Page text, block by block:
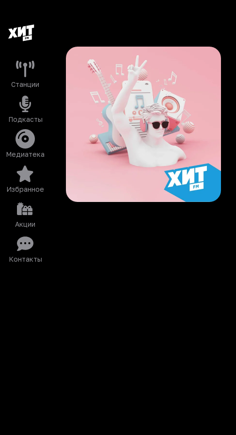
Станции
Подкасты
Медиатека
Избранное
Акции
Контакты